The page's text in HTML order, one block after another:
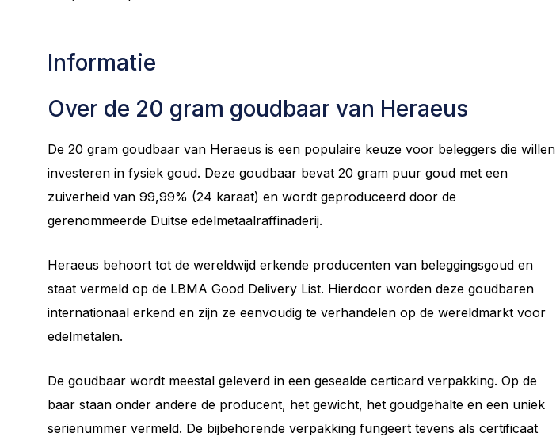
Informatie
Over de 20 gram goudbaar van Heraeus
De 20 gram goudbaar van Heraeus is een populaire keuze voor beleggers die willen
investeren in fysiek goud. Deze goudbaar bevat 20 gram puur goud met een
zuiverheid van 99,99% (24 karaat) en wordt geproduceerd door de
gerenommeerde Duitse edelmetaalraffinaderij.
Heraeus behoort tot de wereldwijd erkende producenten van beleggingsgoud en
staat vermeld op de LBMA Good Delivery List. Hierdoor worden deze goudbaren
internationaal erkend en zijn ze eenvoudig te verhandelen op de wereldmarkt voor
edelmetalen.
De goudbaar wordt meestal geleverd in een gesealde certicard verpakking. Op de
baar staan onder andere de producent, het gewicht, het goudgehalte en een uniek
serienummer vermeld. De bijbehorende verpakking fungeert tevens als certificaat